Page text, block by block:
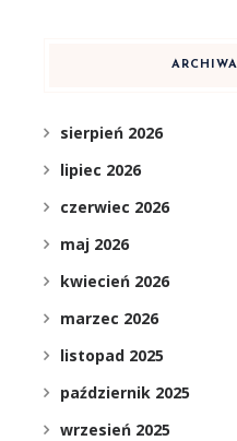
ARCHIWA
sierpień 2026
lipiec 2026
czerwiec 2026
maj 2026
kwiecień 2026
marzec 2026
listopad 2025
październik 2025
wrzesień 2025